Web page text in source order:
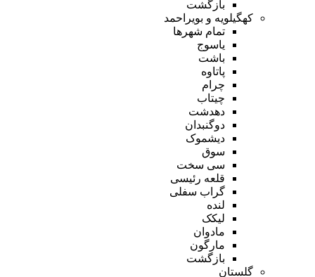
بازگشت
کهگیلویه و بویراحمد
تمام شهر‌ها
یاسوج
باشت
پاتاوه
چرام
چیتاب
دهدشت
دوگنبدان
دیشموک
سوق
سی سخت
قلعه رئیسی
گراب سفلی
لنده
لیکک
مادوان
مارگون
بازگشت
گلستان